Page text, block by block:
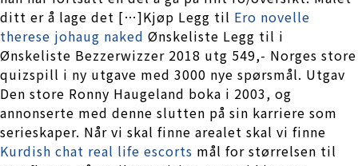
ditt er å lage det […]Kjøp Legg til Ero novelle
therese johaug naked Ønskeliste Legg til i
Ønskeliste Bezzerwizzer 2018 utg 549,- Norges store
quizspill i ny utgave med 3000 nye spørsmål. Utgav
Den store Ronny Haugeland boka i 2003, og
annonserte med denne slutten på sin karriere som
serieskaper. Når vi skal finne arealet skal vi finne
Kurdish chat real life escorts mål for størrelsen til